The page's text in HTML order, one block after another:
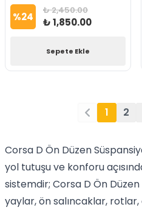
%24 ₺ 2,450.00
₺ 1,850.00
Sepete Ekle
1 2
Corsa D Ön Düzen
yol tutuşu ve konforu
sistemdir; Corsa D Ön
yaylar, ön salıncaklar,